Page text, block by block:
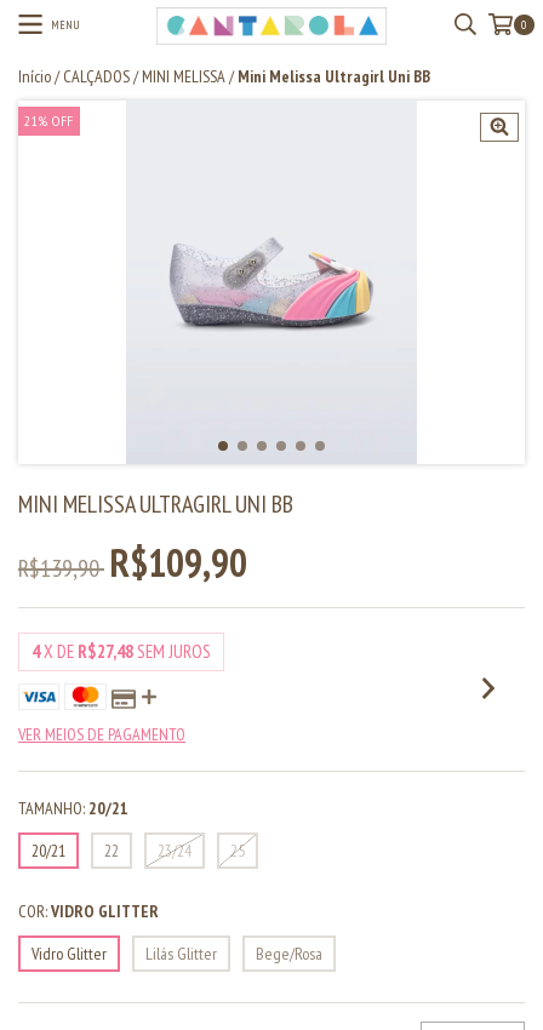
MENU 0
Início/ CALÇADOS/ MINI MELISSA/ Mini Melissa Ultragirl Uni BB
21% OFF
MINI MELISSA ULTRAGIRL UNI BB
R$139,90 R$109,90
4X DE R$27,48SEM JUROS
VER MEIOS DE PAGAMENTO
TAMANHO: 20/21
20/21
22 23/24 25
COR:VIDRO GLITTER
Vidro Glitter
Lilás Glitter Bege/Rosa